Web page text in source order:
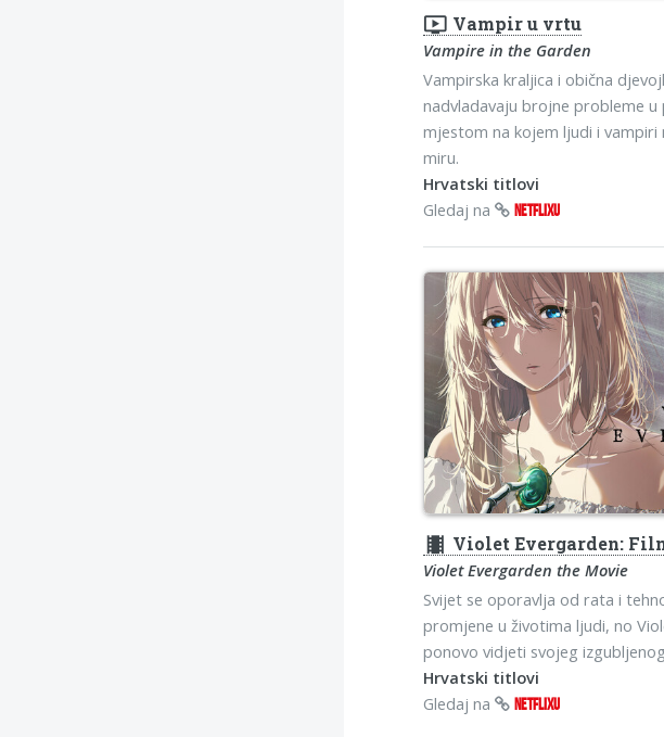
ondemand_video Vampir u vrtu
Vampire in the Garden
Vampirska kraljica i obična
nadvladavaju brojne probleme u
mjestom na kojem ljudi i vampiri
miru.
Hrvatski titlovi
Gledaj na
NETFLIXU
theaters Violet Evergarden:
Violet Evergarden the Movie
Svijet se oporavlja od rata i
promjene u životima ljudi, no
ponovo vidjeti svojeg
Hrvatski titlovi
Gledaj na
NETFLIXU